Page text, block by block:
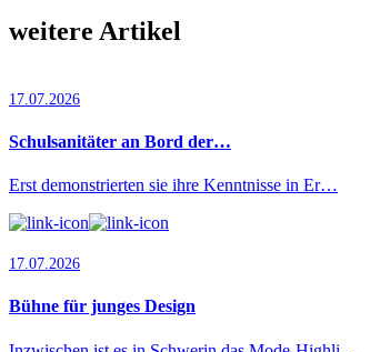
weitere Artikel
17.07.2026
Schulsanitäter an Bord der…
Erst demonstrierten sie ihre Kenntnisse in Er…
17.07.2026
Bühne für junges Design